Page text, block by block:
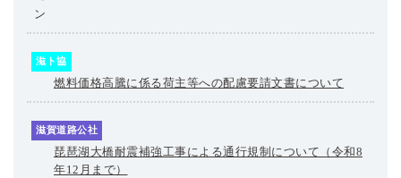
滋ト協
燃料価格高騰に係る荷主等への配慮要請文書について
滋賀道路公社
琵琶湖大橋耐震補強工事による通行規制について（令和8
年12月まで）